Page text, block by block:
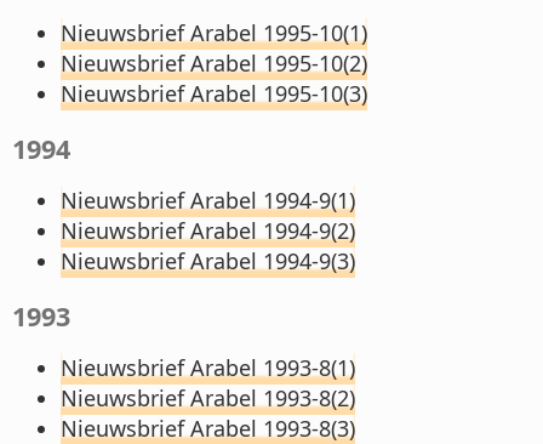
Nieuwsbrief Arabel 1995-10(1)
Nieuwsbrief Arabel 1995-10(2)
Nieuwsbrief Arabel 1995-10(3)
1994
Nieuwsbrief Arabel 1994-9(1)
Nieuwsbrief Arabel 1994-9(2)
Nieuwsbrief Arabel 1994-9(3)
1993
Nieuwsbrief Arabel 1993-8(1)
Nieuwsbrief Arabel 1993-8(2)
Nieuwsbrief Arabel 1993-8(3)